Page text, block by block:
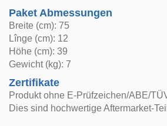
Paket Abmessungen
Breite (cm): 75
Lînge (cm): 12
Höhe (cm): 39
Gewicht (kg): 7
Zertifikate
Produkt ohne E-Prüfzeichen/ABE/
Dies sind hochwertige Aftermarket-